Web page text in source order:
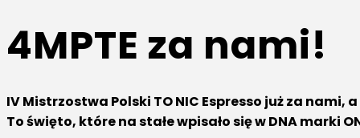
4MPTE za nami!
IV Mistrzostwa Polski TO NIC Espresso już za nami,
To święto, które na stałe wpisało się w DNA marki